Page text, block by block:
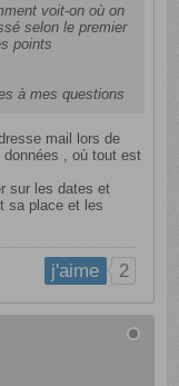
voit-on où on
selon le premier
points
à mes questions
mail lors de
, où tout est
sur les dates et
sa place et les
j'aime 2